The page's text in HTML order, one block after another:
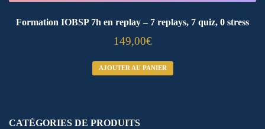
Formation IOBSP 7h en replay – 7 replays, 7 quiz, 0 stress
149,00€
AJOUTER AU PANIER
CATÉGORIES DE PRODUITS